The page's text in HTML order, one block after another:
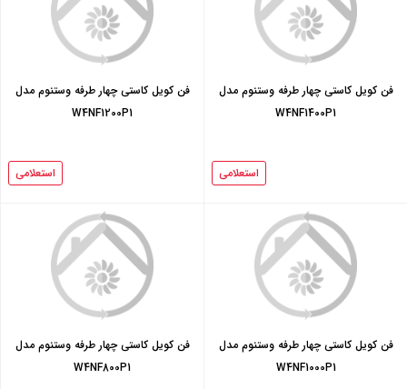
فن کویل کاستی چهار طرفه وستنوم مدل
W4NF1400P1
استعلامی
فن کویل کاستی چهار طرفه وستنوم مدل
W4NF1200P1
استعلامی
فن کویل کاستی چهار طرفه وستنوم مدل
W4NF1000P1
فن کویل کاستی چهار طرفه وستنوم مدل
W4NF800P1